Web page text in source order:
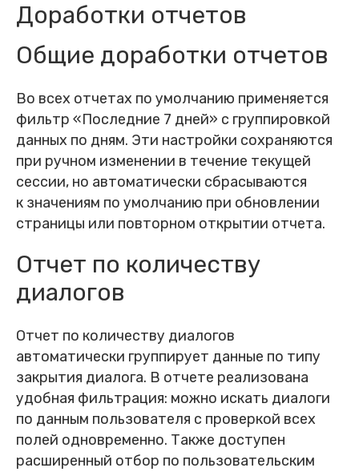
Доработки отчетов
Общие доработки отчетов
Во всех отчетах по умолчанию применяется
фильтр «Последние 7 дней» с группировкой
данных по дням. Эти настройки сохраняются
при ручном изменении в течение текущей
сессии, но автоматически сбрасываются
к значениям по умолчанию при обновлении
страницы или повторном открытии отчета.
Отчет по количеству
диалогов
Отчет по количеству диалогов
автоматически группирует данные по типу
закрытия диалога. В отчете реализована
удобная фильтрация: можно искать диалоги
по данным пользователя с проверкой всех
полей одновременно. Также доступен
расширенный отбор по пользовательским